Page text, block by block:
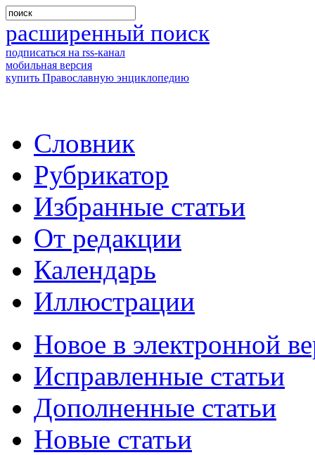
расширенный поиск
подписаться на rss-канал
мобильная версия
купить Православную энциклопедию
Словник
Рубрикатор
Избранные статьи
От редакции
Календарь
Иллюстрации
Новое в электронной
Исправленные статьи
Дополненные статьи
Новые статьи